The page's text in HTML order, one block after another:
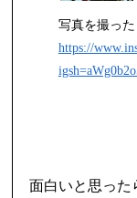
写真を撮っ
https://
面白いと思った